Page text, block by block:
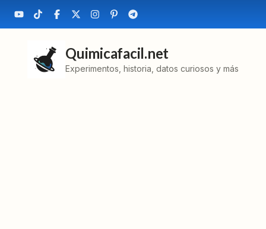
Quimicafacil.net
Experimentos, historia, datos curiosos y más